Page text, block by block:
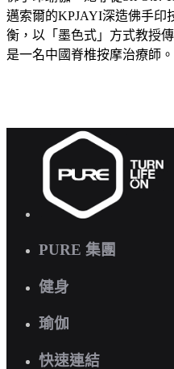
邁索爾的KPJAYI深造佛手印
衡，以「墨色式」方式教授
是一名中國脊椎按摩治療師。
PURE 集團
健身
瑜伽
快速連結